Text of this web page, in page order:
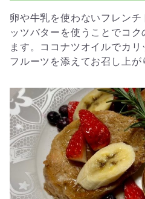
卵や牛乳を使わないフレン
ッツバターを使うことでコ
ます。ココナツオイルでカ
フルーツを添えてお召し上が